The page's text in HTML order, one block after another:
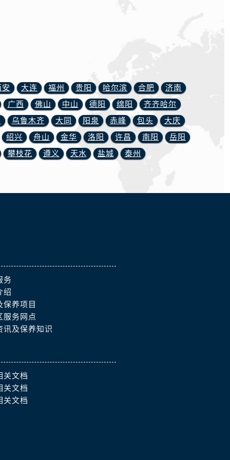
安 大连 福州 贵阳 哈尔滨 合肥
济南
广西
佛山 中山 德阳 绵阳
齐齐哈尔
乌鲁木齐 大同 阳泉 赤峰 包头
大庆
绍兴
舟山 金华 洛阳 许昌 南阳
岳阳
攀枝花
遵义 天水 盐城 泰州
务
绍
保养项目
服务网点
讯及保养知识
关文档
关文档
关文档